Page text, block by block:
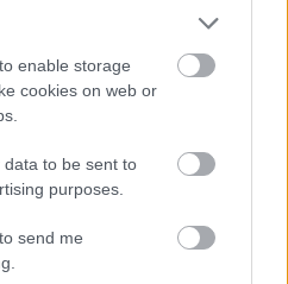
enable storage
cookies on web or
to be sent to
purposes.
send me